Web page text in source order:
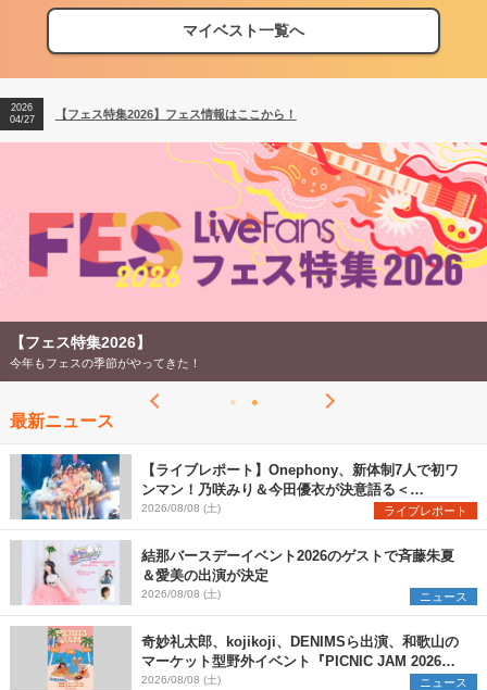
マイベスト一覧へ
【フェス特集2026】フェス情報はここから！
【ライブ動員ランキング】2026年上半期編発表！
2026
04/27
【フェス特集2026】フェス情報はここから！
2026
【ライブ動員ランキング】2026年上半期編発表！
【フェス特集2026】
今年もフェスの季節がやってきた！
最新ニュース
【ライブレポート】Onephony、新体制7人で初ワ
ンマン！乃咲みり＆今田優衣が決意語る＜
Onephony新体制1st Oneman Live はじまりの夏
＞
2026/08/08 (土) ライブレポート
結那バースデーイベント2026のゲストで斉藤朱夏
＆愛美の出演が決定
2026/08/08 (土) ニュース
奇妙礼太郎、kojikoji、DENIMSら出演、和歌山の
マーケット型野外イベント『PICNIC JAM 2026』
早割チケット発売開始
2026/08/08 (土) ニュース